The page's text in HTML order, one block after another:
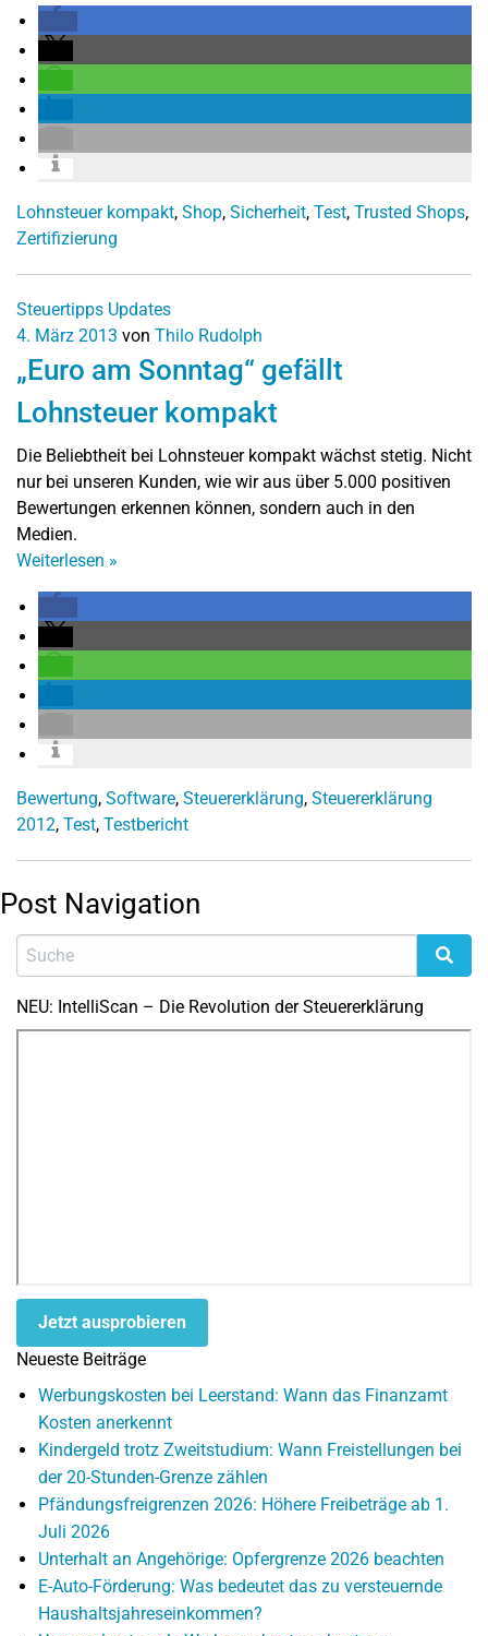
Lohnsteuer kompakt, Shop, Sicherheit, Test, Trusted Shops,
Zertifizierung
Steuertipps Updates
4. März 2013 von Thilo Rudolph
„Euro am Sonntag“ gefällt
Lohnsteuer kompakt
Die Beliebtheit bei Lohnsteuer kompakt wächst stetig. Nicht
nur bei unseren Kunden, wie wir aus über 5.000 positiven
Bewertungen erkennen können, sondern auch in den
Medien.
Weiterlesen »
Bewertung, Software, Steuererklärung, Steuererklärung
2012, Test, Testbericht
Post Navigation
NEU: IntelliScan – Die Revolution der Steuererklärung
Jetzt ausprobieren
Neueste Beiträge
Werbungskosten bei Leerstand: Wann das Finanzamt
Kosten anerkennt
Kindergeld trotz Zweitstudium: Wann Freistellungen bei
der 20-Stunden-Grenze zählen
Pfändungsfreigrenzen 2026: Höhere Freibeträge ab 1.
Juli 2026
Unterhalt an Angehörige: Opfergrenze 2026 beachten
E-Auto-Förderung: Was bedeutet das zu versteuernde
Haushaltsjahreseinkommen?